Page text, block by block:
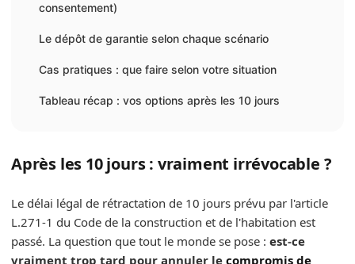
consentement)
Le dépôt de garantie selon chaque scénario
Cas pratiques : que faire selon votre situation
Tableau récap : vos options après les 10 jours
Après les 10 jours : vraiment irrévocable ?
Le délai légal de rétractation de 10 jours prévu par l'article
L.271-1 du Code de la construction et de l'habitation est
passé. La question que tout le monde se pose : est-ce
vraiment trop tard pour annuler le compromis de